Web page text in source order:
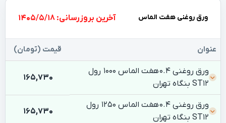
ورق روغنی هفت الماس بروزرسانی: 1405/5/18
عنوان قیمت (تومان)
ورق روغنی 0.4 هفت الماس 1000 رول
ST12 بنگاه تهران
165,730
ورق روغنی 0.4 هفت الماس 1250 رول
ST12 بنگاه تهران
165,730